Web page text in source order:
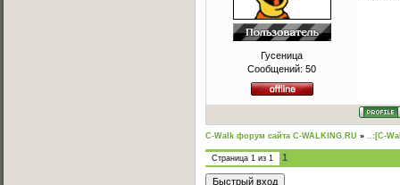
Гусеница
Сообщений: 50
C-Walk форум сайта C-WALKING.RU » ..:[C-
Страница 1 из 1 1